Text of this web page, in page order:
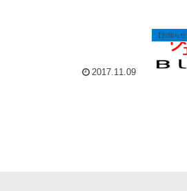
2017.11.09
【お知らせ